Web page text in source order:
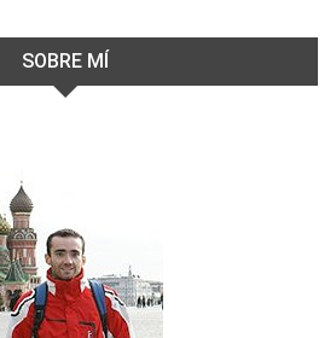
SOBRE MÍ